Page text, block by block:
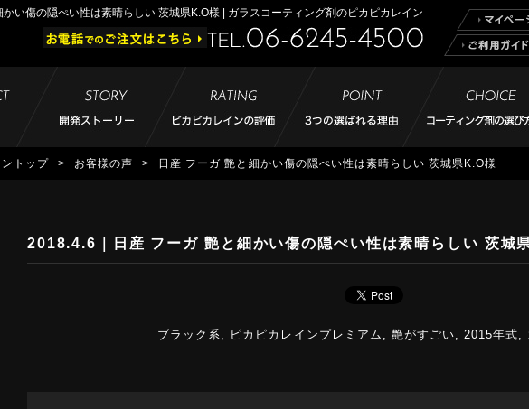
かい傷の隠ぺい性は素晴らしい 茨城県K.O様 | ガラスコーティング剤のピカピカレイン
トップ > お客様の声 > 日産 フーガ 艶と細かい傷の隠ぺい性は素晴らしい 茨城県K.O様
2018.4.6 ｜日産 フーガ 艶と細かい傷の隠ぺい性は素晴らしい 茨城
ブラック系, ピカピカレインプレミアム , 艶がすごい,2015年式,